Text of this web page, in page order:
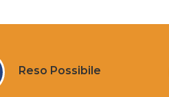
Reso Possibile